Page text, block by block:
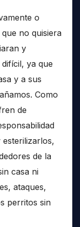
o
no quisiera
y
ya que
y a sus
Como
de
de la
casa ni
ataques,
perritos sin